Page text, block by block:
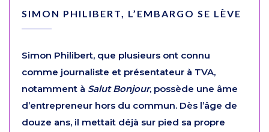
SIMON PHILIBERT, L’EMBARGO SE LÈVE
Simon Philibert, que plusieurs ont connu
comme journaliste et présentateur à TVA,
notamment à Salut Bonjour, possède une âme
d’entrepreneur hors du commun. Dès l’âge de
douze ans, il mettait déjà sur pied sa propre